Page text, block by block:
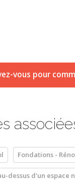
vous pour
Fondations -
dessus d'un espace